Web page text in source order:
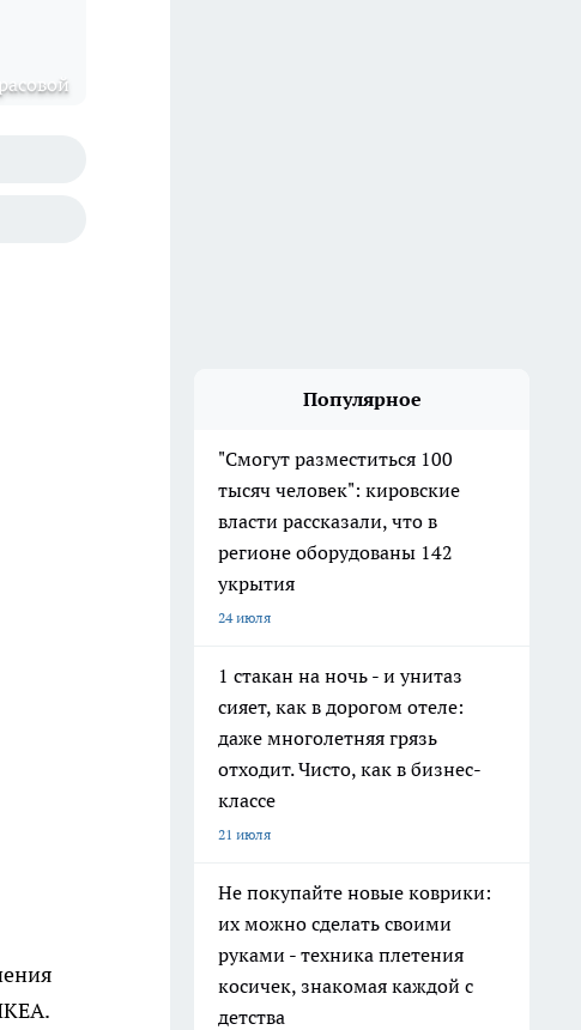
Популярное
"Смогут разместиться 100
тысяч человек": кировские
власти рассказали, что в
регионе оборудованы 142
укрытия
24 июля
1 стакан на ночь - и унитаз
сияет, как в дорогом отеле:
даже многолетняя грязь
отходит. Чисто, как в бизнес-
классе
21 июля
Не покупайте новые коврики:
их можно сделать своими
руками - техника плетения
косичек, знакомая каждой с
детства